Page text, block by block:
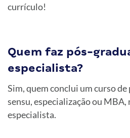
currículo!
Quem faz pós-
especialista?
Sim, quem conclui um curso
sensu, especialização ou
especialista.